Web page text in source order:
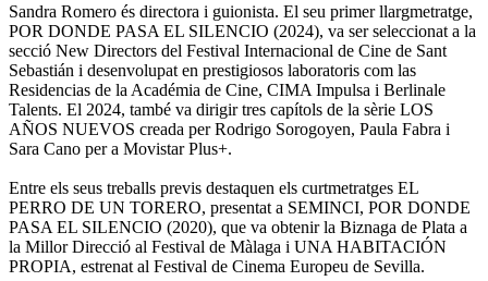
Sandra Romero és directora i guionista. El seu primer llargmetratge,
POR DONDE PASA EL SILENCIO (2024), va ser seleccionat a la
secció New Directors del Festival Internacional de Cine de Sant
Sebastián i desenvolupat en prestigiosos laboratoris com las
Residencias de la Académia de Cine, CIMA Impulsa i Berlinale
Talents. El 2024, també va dirigir tres capítols de la sèrie LOS
AÑOS NUEVOS creada per Rodrigo Sorogoyen, Paula Fabra i
Sara Cano per a Movistar Plus+.
Entre els seus treballs previs destaquen els curtmetratges EL
PERRO DE UN TORERO, presentat a SEMINCI, POR DONDE
PASA EL SILENCIO (2020), que va obtenir la Biznaga de Plata a
la Millor Direcció al Festival de Màlaga i UNA HABITACIÓN
PROPIA, estrenat al Festival de Cinema Europeu de Sevilla.